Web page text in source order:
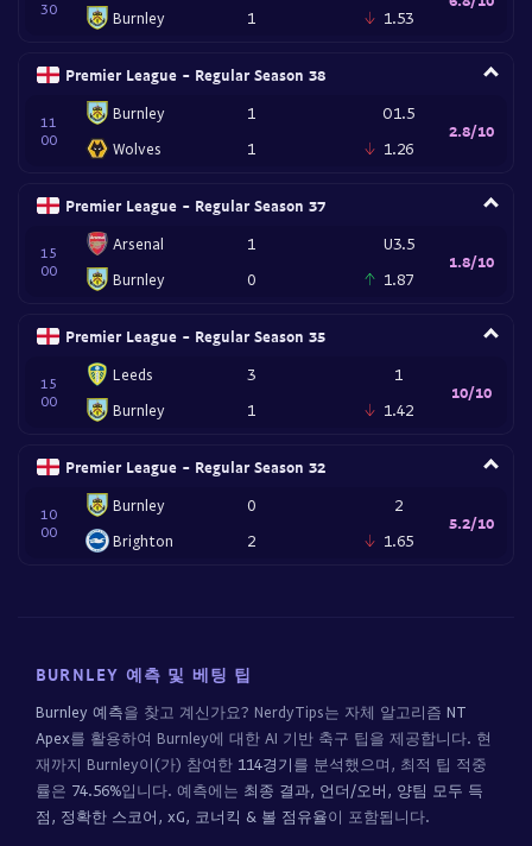
30 Burnley 1 1.53
Premier League - Regular Season 38
11
00
Burnley
Wolves
1
1
O1.5
1.26
2.8/10
Premier League - Regular Season 37
15
00
Arsenal
Burnley
1
0
U3.5
1.87
1.8/10
Premier League - Regular Season 35
15
00
Leeds
Burnley
3
1
1
1.42
10/10
Premier League - Regular Season 32
10
00
Burnley
Brighton
0
2
2
1.65
5.2/10
BURNLEY 예측 및 베팅 팁
Burnley 예측을 찾고 계신가요? NerdyTips는 자체 알고리즘 NT
Apex를 활용하여 Burnley에 대한 AI 기반 축구 팁을 제공합니다. 현
재까지 Burnley이(가) 참여한 114경기를 분석했으며, 최적 팁 적중
률은 74.56%입니다. 예측에는 최종 결과, 언더/오버, 양팀 모두 득
점, 정확한 스코어, xG, 코너킥 & 볼 점유율이 포함됩니다.